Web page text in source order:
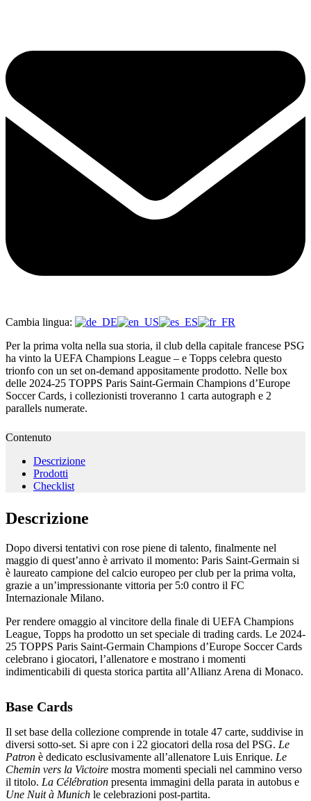
Cambia lingua:
Per la prima volta nella sua storia, il club della capitale francese PSG
ha vinto la UEFA Champions League – e Topps celebra questo
trionfo con un set on-demand appositamente prodotto. Nelle box
delle 2024-25 TOPPS Paris Saint-Germain Champions d’Europe
Soccer Cards, i collezionisti troveranno 1 carta autograph e 2
parallels numerate.
Contenuto
Descrizione
Prodotti
Checklist
Descrizione
Dopo diversi tentativi con rose piene di talento, finalmente nel
maggio di quest’anno è arrivato il momento: Paris Saint-Germain si
è laureato campione del calcio europeo per club per la prima volta,
grazie a un’impressionante vittoria per 5:0 contro il FC
Internazionale Milano.
Per rendere omaggio al vincitore della finale di UEFA Champions
League, Topps ha prodotto un set speciale di trading cards. Le 2024-
25 TOPPS Paris Saint-Germain Champions d’Europe Soccer Cards
celebrano i giocatori, l’allenatore e mostrano i momenti
indimenticabili di questa storica partita all’Allianz Arena di Monaco.
Base Cards
Il set base della collezione comprende in totale 47 carte, suddivise in
diversi sotto-set. Si apre con i 22 giocatori della rosa del PSG. Le
Patron è dedicato esclusivamente all’allenatore Luis Enrique. Le
Chemin vers la Victoire mostra momenti speciali nel cammino verso
il titolo. La Célébration presenta immagini della parata in autobus e
Une Nuit à Munich le celebrazioni post-partita.